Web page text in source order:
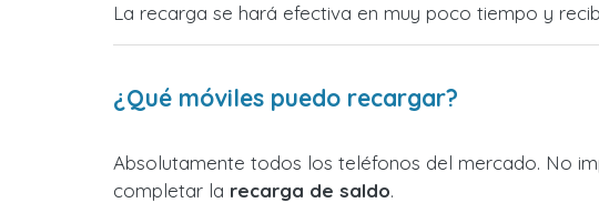
La recarga se hará efectiva en muy poco tiempo y
¿Qué móviles puedo recargar?
Absolutamente todos los teléfonos del mercado. No
completar la recarga de saldo.